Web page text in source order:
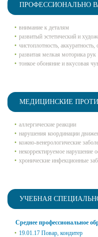
ПРОФЕССИОНАЛЬНО
внимание к деталям
развитый эстетический и
чистоплотность, аккуратность,
развитая мелкая моторика рук
тонкое обоняние и вкусовая
МЕДИЦИНСКИЕ
аллергические реакции
нарушения координации
кожно-венерологические
некорректируемое нарушение
хронические инфекционные
УЧЕБНАЯ
Среднее профессиональное
19.01.17 Повар, кондитер